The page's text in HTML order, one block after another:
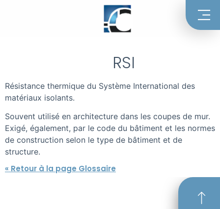
RSI
Résistance thermique du Système International des
matériaux isolants.
Souvent utilisé en architecture dans les coupes de mur.
Exigé, également, par le code du bâtiment et les normes
de construction selon le type de bâtiment et de
structure.
« Retour à la page Glossaire